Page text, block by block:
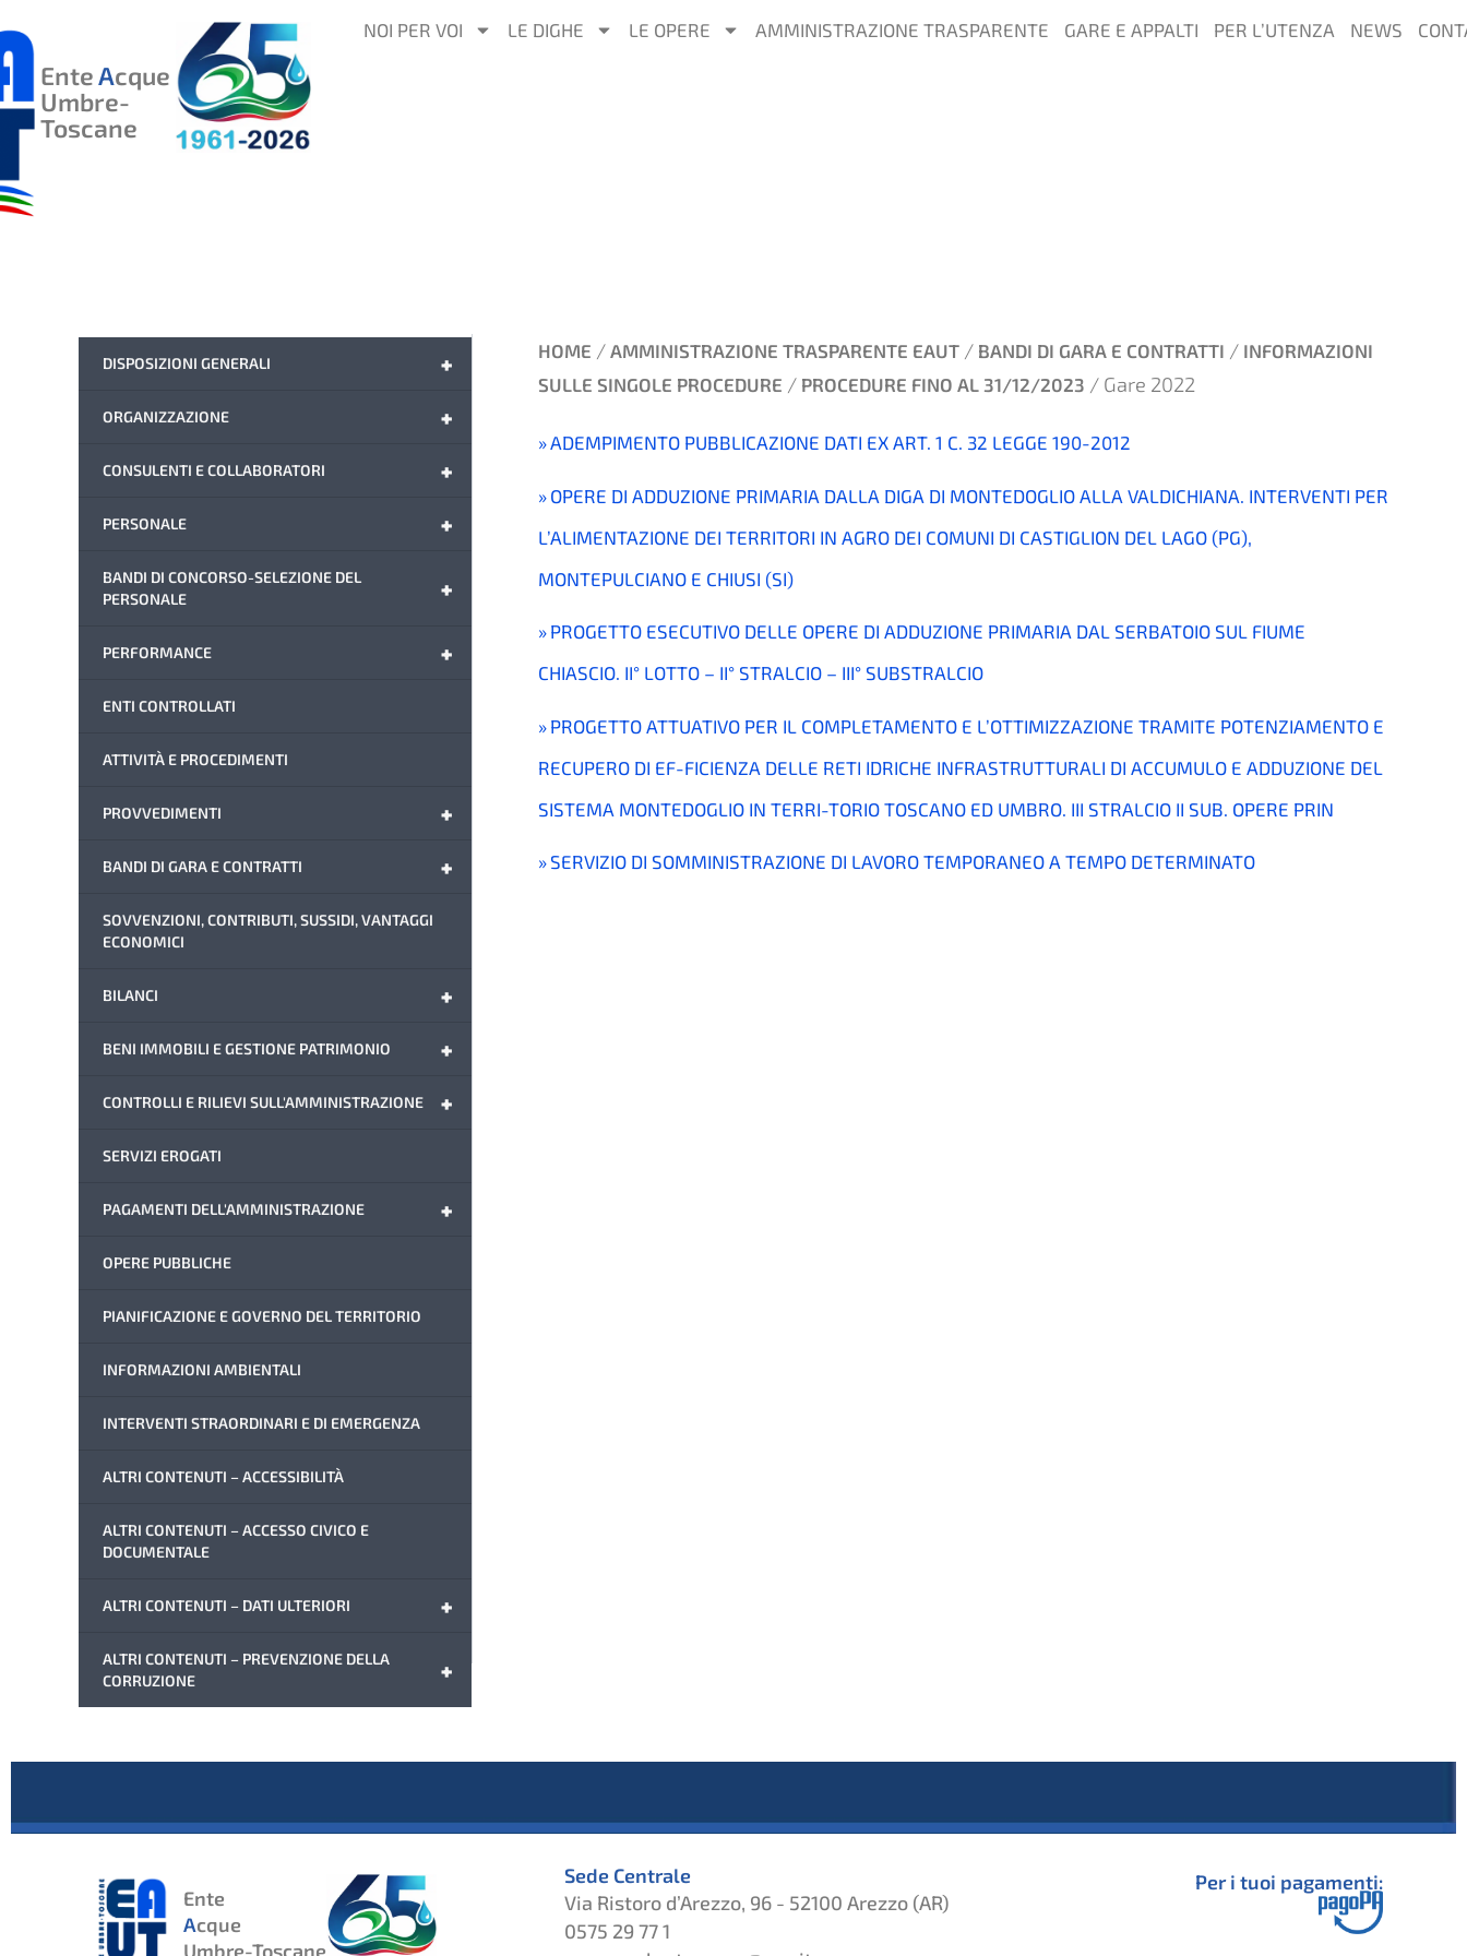
AL
CONTENUTO
EnteAcque
Umbre-
Toscane
NOI PER VOI LE DIGHE LE OPERE AMMINISTRAZIONE TRASPARENTE GARE E APPALTI PER L’UTENZA NEWS
+
DISPOSIZIONI GENERALI
+
ORGANIZZAZIONE
+
CONSULENTI E COLLABORATORI
+
PERSONALE
+
BANDI DI CONCORSO-SELEZIONE DEL
PERSONALE
+
PERFORMANCE
ENTI CONTROLLATI
ATTIVITÀ E PROCEDIMENTI
+
PROVVEDIMENTI
+
BANDI DI GARA E CONTRATTI
SOVVENZIONI, CONTRIBUTI, SUSSIDI, VANTAGGI
ECONOMICI
+
BILANCI
+
BENI IMMOBILI E GESTIONE PATRIMONIO
+
CONTROLLI E RILIEVI SULL'AMMINISTRAZIONE
SERVIZI EROGATI
+
PAGAMENTI DELL'AMMINISTRAZIONE
OPERE PUBBLICHE
PIANIFICAZIONE E GOVERNO DEL TERRITORIO
INFORMAZIONI AMBIENTALI
INTERVENTI STRAORDINARI E DI EMERGENZA
ALTRI CONTENUTI – ACCESSIBILITÀ
ALTRI CONTENUTI – ACCESSO CIVICO E
DOCUMENTALE
+
ALTRI CONTENUTI – DATI ULTERIORI
+
ALTRI CONTENUTI – PREVENZIONE DELLA
CORRUZIONE
HOME / AMMINISTRAZIONE TRASPARENTE EAUT / BANDI DI GARA E CONTRATTI / INFORMAZIONI
SULLE SINGOLE PROCEDURE / PROCEDURE FINO AL 31/12/2023 / Gare 2022
ADEMPIMENTO PUBBLICAZIONE DATI EX ART. 1 C. 32 LEGGE 190-2012
OPERE DI ADDUZIONE PRIMARIA DALLA DIGA DI MONTEDOGLIO ALLA VALDICHIANA. INTERVENTI PER
L’ALIMENTAZIONE DEI TERRITORI IN AGRO DEI COMUNI DI CASTIGLION DEL LAGO (PG),
MONTEPULCIANO E CHIUSI (SI)
PROGETTO ESECUTIVO DELLE OPERE DI ADDUZIONE PRIMARIA DAL SERBATOIO SUL FIUME
CHIASCIO. II° LOTTO – II° STRALCIO – III° SUBSTRALCIO
PROGETTO ATTUATIVO PER IL COMPLETAMENTO E L’OTTIMIZZAZIONE TRAMITE POTENZIAMENTO E
RECUPERO DI EF-FICIENZA DELLE RETI IDRICHE INFRASTRUTTURALI DI ACCUMULO E ADDUZIONE DEL
SISTEMA MONTEDOGLIO IN TERRI-TORIO TOSCANO ED UMBRO. III STRALCIO II SUB. OPERE PRIN
SERVIZIO DI SOMMINISTRAZIONE DI LAVORO TEMPORANEO A TEMPO DETERMINATO
Ente
Acque
Umbre-Toscane
Sede Centrale
Via Ristoro d’Arezzo, 96 - 52100 Arezzo (AR)
0575 29 77 1
Per i tuoi pagamenti: